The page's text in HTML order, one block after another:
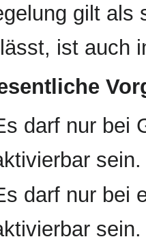
gilt als
ist auch
darf nur bei
sein.
darf nur bei
sein.